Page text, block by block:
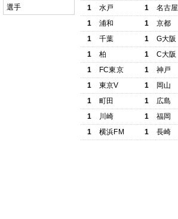
選手
1
水戸 1
名古屋
1
浦和 1
京都
1
千葉 1
G大阪
1
柏 1
C大阪
1
FC東京 1
神戸
1
東京V 1
岡山
1
町田 1
広島
1
川崎 1
福岡
1
横浜FM 1 長崎